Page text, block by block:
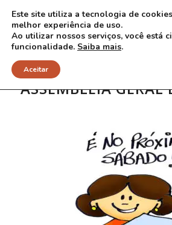
ASSEMBLEIA
Este site utiliza a tecnologia de
melhor experiência de uso.
Ao utilizar nossos serviços, você está
funcionalidade. Saiba mais.
Aceitar